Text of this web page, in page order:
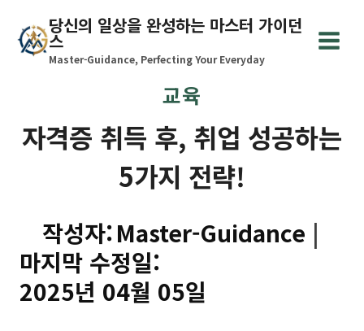
content
당신의 일상을 완성하는 마스터 가이던
스
Master-Guidance, Perfecting Your Everyday
교육
자격증 취득 후, 취업 성공하는
5가지 전략!
작성자:Master-Guidance
마지막 수정일:
2025년 04월 05일